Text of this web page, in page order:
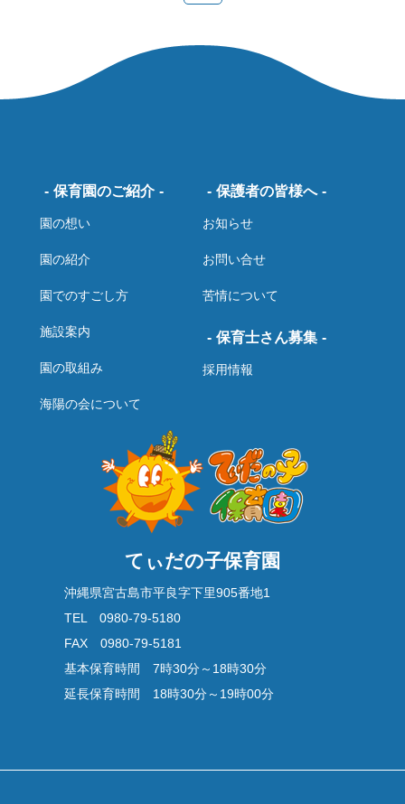
保育園のご紹介
園の想い
園の紹介
園でのすごし方
施設案内
園の取組み
海陽の会について
保護者の皆様へ
お知らせ
お問い合せ
苦情について
保育士さん募集
採用情報
てぃだの子保育園
沖縄県宮古島市平良字下里905番地1
TEL 0980-79-5180
FAX 0980-79-5181
基本保育時間 7時30分～18時30分
延長保育時間 18時30分～19時00分